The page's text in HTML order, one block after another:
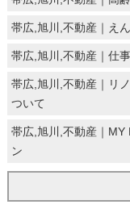
帯広,旭川,不動産｜え
帯広,旭川,不動産｜仕
帯広,旭川,不動産｜リ
ついて
帯広,旭川,不動産｜
ン